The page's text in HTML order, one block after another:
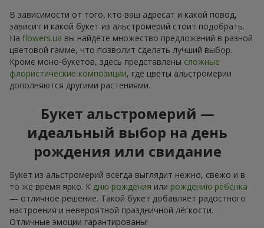
В зависимости от того, кто ваш адресат и какой повод,
зависит и какой букет из альстромерий стоит подобрать.
На flowers.ua вы найдёте множество предложений в разной
цветовой гамме, что позволит сделать лучший выбор.
Кроме моно-букетов, здесь представлены сложные
флористические композиции, где цветы альстромерии
дополняются другими растениями.
Букет альстромерий —
идеальный выбор на день
рождения или свидание
Букет из альстромерий всегда выглядит нежно, свежо и в
то же время ярко. К дню рождения или рождению ребёнка
— отличное решение. Такой букет добавляет радостного
настроения и невероятной праздничной лёгкости.
Отличные эмоции гарантированы!